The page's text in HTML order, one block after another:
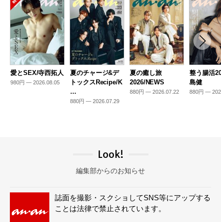
愛とSEX/寺西拓人
980円 — 2026.08.05
夏のチャージ&デ
トックスRecipe/K
…
880円 — 2026.07.29
夏の癒し旅
2026/NEWS
880円 — 2026.07.22
整う腸活
島健
880円 —
Look!
編集部からのお知らせ
誌面を撮影・スクショしてSNS等にアップする
ことは法律で禁止されています。